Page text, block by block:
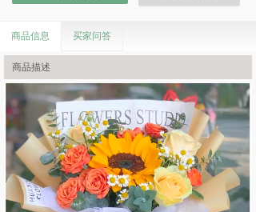
商品信息 买家问答
商品描述